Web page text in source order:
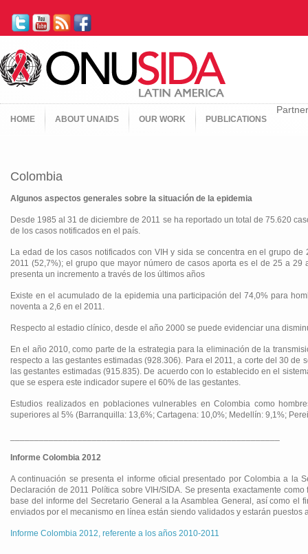
HOME ABOUT UNAIDS OUR WORK PUBLICATIONS
Colombia
Algunos aspectos generales sobre la situación de la epidemia
Desde 1985 al 31 de diciembre de 2011 se ha reportado un total de 75.620
de los casos notificados en el país.
La edad de los casos notificados con VIH y sida se concentra en el grupo
2011 (52,7%); el grupo que mayor número de casos aporta es el de 25 a
presenta un incremento a través de los últimos años
Existe en el acumulado de la epidemia una participación del 74,0% para
noventa a 2,6 en el 2011.
Respecto al estadio clínico, desde el año 2000 se puede evidenciar una
En el año 2010, como parte de la estrategia para la eliminación de la
respecto a las gestantes estimadas (928.306). Para el 2011, a corte del 30
las gestantes estimadas (915.835). De acuerdo con lo establecido en el
que se espera este indicador supere el 60% de las gestantes.
Estudios realizados en poblaciones vulnerables en Colombia como
superiores al 5% (Barranquilla: 13,6%; Cartagena: 10,0%; Medellín: 9,1%;
Informe Colombia 2012
A continuación se presenta el informe oficial presentado por Colombia a la
Declaración de 2011 Política sobre VIH/SIDA. Se presenta exactamente
base del informe del Secretario General a la Asamblea General, así como
enviados por el mecanismo en línea están siendo validados y estarán
Informe Colombia 2012, referente a los años 2010-2011